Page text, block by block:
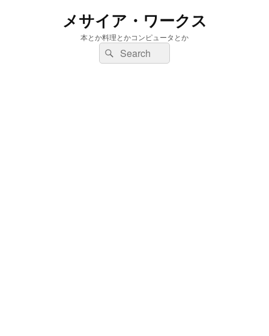
メサイア・ワークス
本とか料理とかコンピュータとか
検
索:
検
索